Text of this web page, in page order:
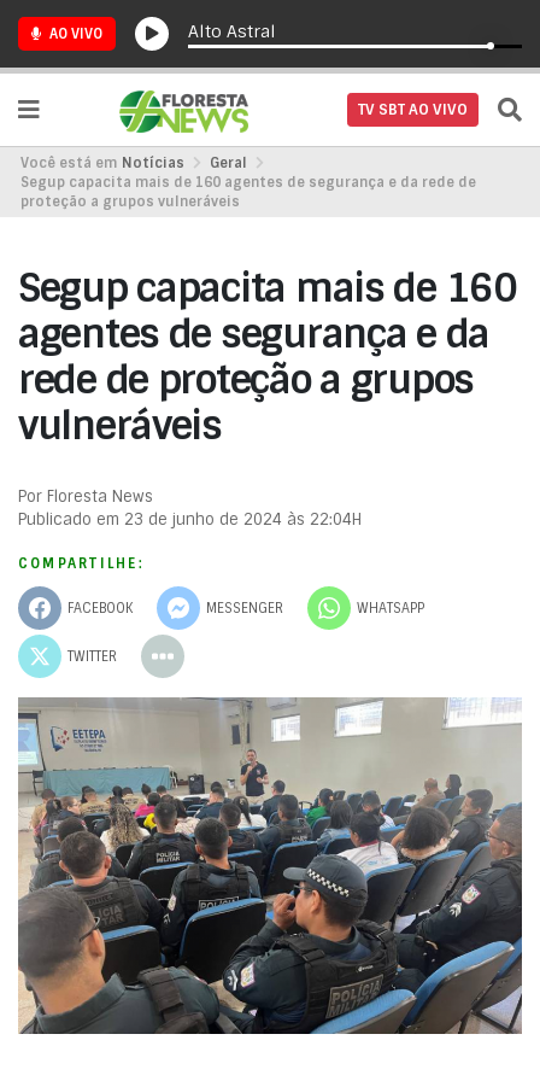
AO VIVO Alto Astral
TV SBT AO VIVO
Você está em Notícias
Geral
Segup capacita mais de 160 agentes de segurança e da rede de
proteção a grupos vulneráveis
Segup capacita mais de 160
agentes de segurança e da
rede de proteção a grupos
vulneráveis
Por Floresta News
Publicado em 23 de junho de 2024 às 22:04H
COMPARTILHE:
FACEBOOK MESSENGER WHATSAPP
TWITTER